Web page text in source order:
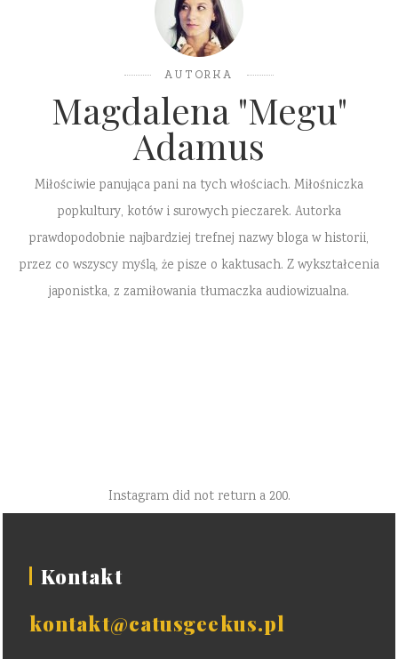
AUTORKA
Magdalena "Megu"
Adamus
Miłościwie panująca pani na tych włościach. Miłośniczka
popkultury, kotów i surowych pieczarek. Autorka
prawdopodobnie najbardziej trefnej nazwy bloga w historii,
przez co wszyscy myślą, że pisze o kaktusach. Z wykształcenia
japonistka, z zamiłowania tłumaczka audiowizualna.
Instagram did not return a 200.
Kontakt
kontakt@catusgeekus.pl